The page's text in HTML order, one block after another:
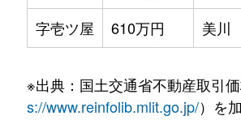
字壱ツ屋
610万円 美川
※出典：国土交通省不動産取引
s://www.reinfolib.mlit.go.jp/）を